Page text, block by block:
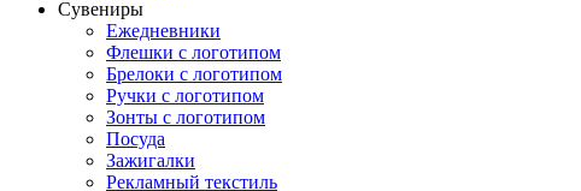
Сувениры
Ежедневники
Флешки с логотипом
Брелоки с логотипом
Ручки с логотипом
Зонты с логотипом
Посуда
Зажигалки
Рекламный текстиль